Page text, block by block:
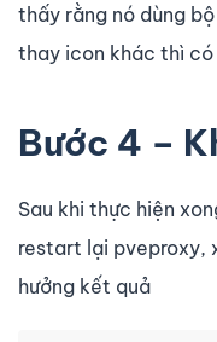
thấy rằng nó dùng
thay icon khác thì
Bước 4 –
Sau khi thực hiện
restart lại pveproxy,
hưởng kết quả